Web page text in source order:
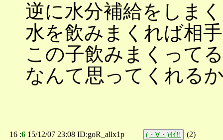
逆に水分補給をしま
水を飲みまくれば相
この子飲みまくって
なんて思ってくれる
16 :6 15/12/07 23:08 ID:goR_allx1p (・∀・)ｲｲ!! (2)